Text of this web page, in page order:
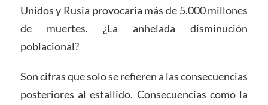
Unidos y Rusia provocaría más de 5.000 millones
de muertes. ¿La anhelada disminución
poblacional?
Son cifras que solo se refieren a las consecuencias
posteriores al estallido. Consecuencias como la